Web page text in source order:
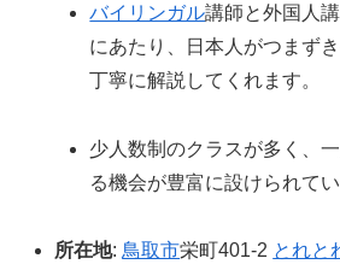
バイリンガル講師と外国人
にあたり、日本人がつまず
丁寧に解説してくれます。
少人数制のクラスが多く、
る機会が豊富に設けられてい
所在地:鳥取市栄町401-2 とれと